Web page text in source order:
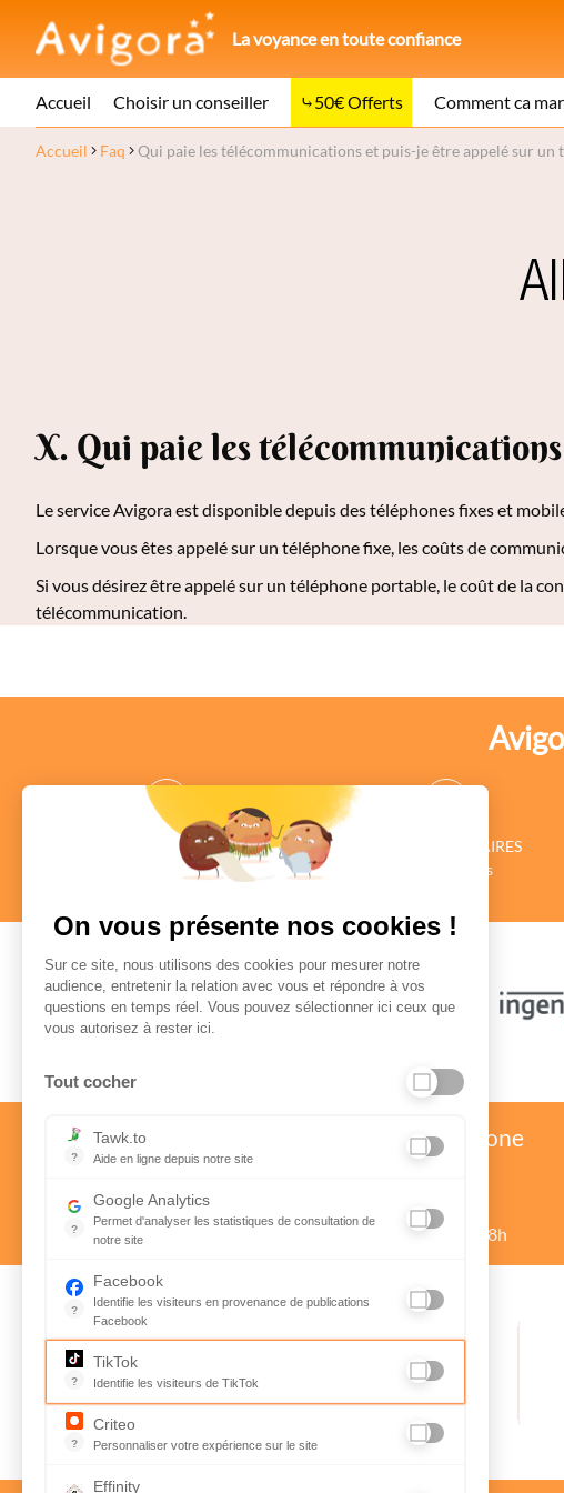
La voyance en toute confiance
Accueil Choisir un conseiller 50€ Offerts Comment ca
Accueil Faq Qui paie les télécommunications et puis-je être appelé sur un
X. Qui paie les
Le service Avigora est disponible depuis des téléphones fixes et
Lorsque vous êtes appelé sur un téléphone fixe, les coûts de
Si vous désirez être appelé sur un téléphone portable, le coût de la
télécommunication.
des CONSEILLERS
au profil vérifié
des COMMENTAIRES
Authentiques
Paiement sécurisé
Service client par téléphone
Du lundi au vendredi de 9h à 18h
Rejoignez-nous
sur Facebook
Suivez nous sur
Instagram
On vous présente nos cookies !
Sur ce site, nous utilisons des cookies pour mesurer notre
audience, entretenir la relation avec vous et répondre à vos
questions en temps réel. Vous pouvez sélectionner ici ceux que
vous autorisez à rester ici.
Tout cocher
?
Tawk.to
Aide en ligne depuis notre site
?
Google Analytics
Permet d'analyser les statistiques de consultation de
notre site
?
Facebook
Identifie les visiteurs en provenance de publications
Facebook
Parce que vous ne venez pas tous les jours sur notre site, ce petit bout
?
TikTok
Identifie les visiteurs de TikTok
Permet de suivre les actions du visiteur sur le site web, et de voir s'il y
?
Criteo
Personnaliser votre expérience sur le site
Effinity